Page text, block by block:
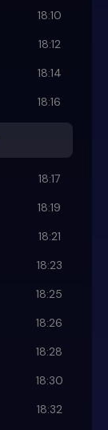
18:10
18:12
18:14
18:16
18:17
18:19
18:21
18:23
18:25
18:26
18:28
18:30
18:32